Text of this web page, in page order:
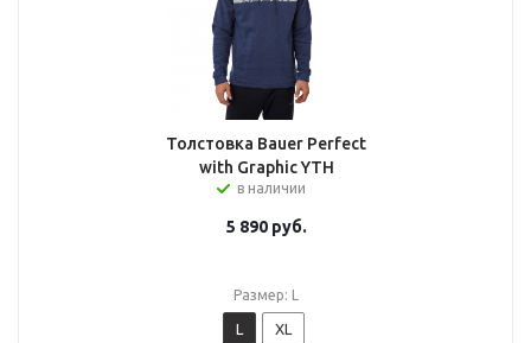
Толстовка Bauer Perfect
with Graphic YTH
в наличии
5 890руб.
Размер: L
L XL